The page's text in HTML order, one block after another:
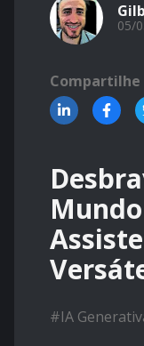
05/
Compartilhe
#IA